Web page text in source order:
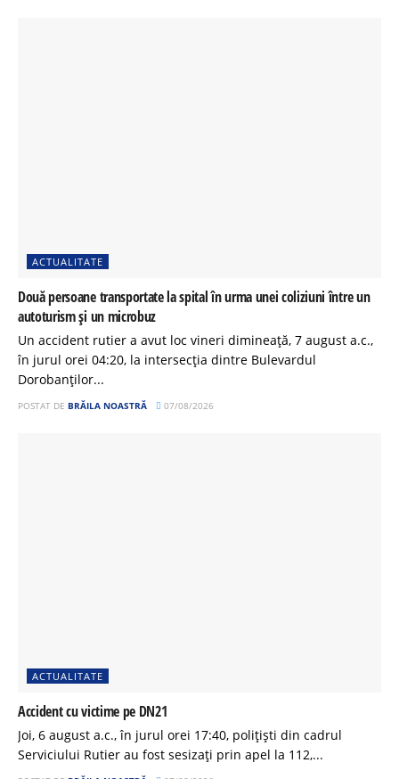
ACTUALITATE
Două persoane transportate la spital în urma unei coliziuni între un
autoturism și un microbuz
Un accident rutier a avut loc vineri dimineață, 7 august a.c.,
în jurul orei 04:20, la intersecția dintre Bulevardul
Dorobanților...
POSTAT DE BRĂILA NOASTRĂ 07/08/2026
ACTUALITATE
Accident cu victime pe DN21
Joi, 6 august a.c., în jurul orei 17:40, polițiști din cadrul
Serviciului Rutier au fost sesizați prin apel la 112,...